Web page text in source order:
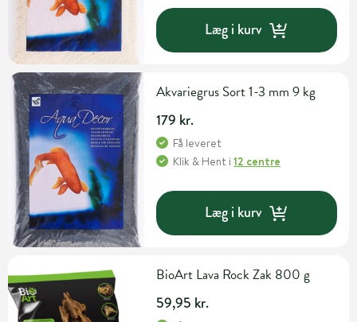
Læg i kurv
Akvariegrus Sort 1-3 mm 9 kg
179 kr.
Få leveret
Klik & Hent i12 centre
Læg i kurv
BioArt Lava Rock Zak 800 g
59,95 kr.